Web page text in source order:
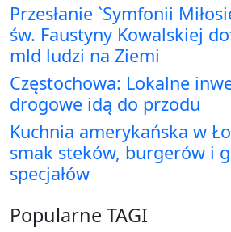
Przesłanie `Symfonii
św. Faustyny Kowalskiej
mld ludzi na Ziemi
Częstochowa: Lokalne
drogowe idą do przodu
Kuchnia amerykańska w
smak steków, burgerów i
specjałów
Popularne TAGI